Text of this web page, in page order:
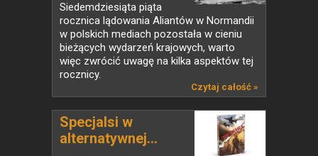
Siedemdziesiąta piąta
rocznica lądowania Aliantów w Normandii
w polskich mediach pozostała w cieniu
bieżących wydarzeń krajowych, warto
więc zwrócić uwagę na kilka aspektów tej
rocznicy.
Czytaj całość »
Specjalsi w
alternatywnej...